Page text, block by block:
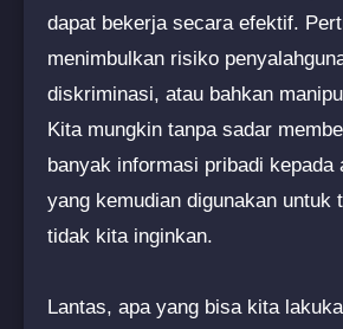
dapat bekerja secara efektif.
menimbulkan risiko
diskriminasi, atau bahkan
Kita mungkin tanpa sadar
banyak informasi pribadi kepada
yang kemudian digunakan untuk
tidak kita inginkan.
Lantas, apa yang bisa kita